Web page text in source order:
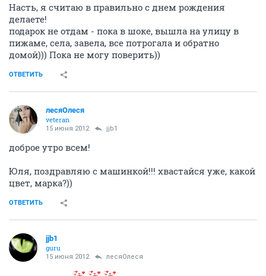
Насть, я считаю в правильно с днем рождения
делаете!
подарок не отдам - пока в шоке, вышла на улицу в
пижаме, села, завела, все потрогала и обратно
домой))) Пока не могу поверить))
ОТВЕТИТЬ
лесяОлеся
veteran
15 июня 2012 jjb1
доброе утро всем!
Юля, поздравляю с машинкой!!! хвастайся уже, какой
цвет, марка?))
ОТВЕТИТЬ
jjb1
guru
15 июня 2012 лесяОлеся